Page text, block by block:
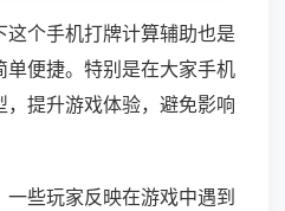
这个手机打牌计算辅助也是
单便捷。特别是在大家手机
提升游戏体验，避免影响
些玩家反映在游戏中遇到